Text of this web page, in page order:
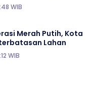
WIB
Merah Putih, Kota
Lahan
WIB